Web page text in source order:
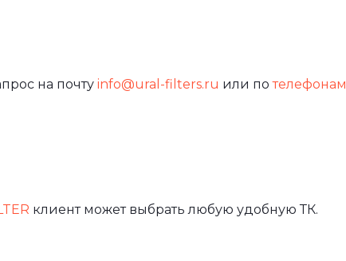
на почту info@ural-filters.ru или потелефонам
клиент может выбрать любую удобную ТК.